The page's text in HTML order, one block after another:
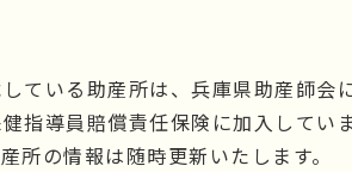
ている助産所は、兵庫県助産師
指導員賠償責任保険に加入して
所の情報は随時更新いたします。